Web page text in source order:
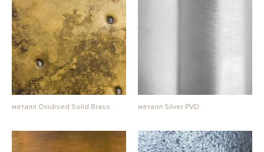
металл Oxidised Solid Brass металл Silver PVD